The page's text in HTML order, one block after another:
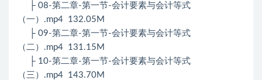
├ 08-第二章-第一节-会计要素与会计等式
（一）.mp4 132.05M
├ 09-第二章-第一节-会计要素与会计等式
（二）.mp4 131.15M
├ 10-第二章-第一节-会计要素与会计等式
（三）.mp4 143.70M